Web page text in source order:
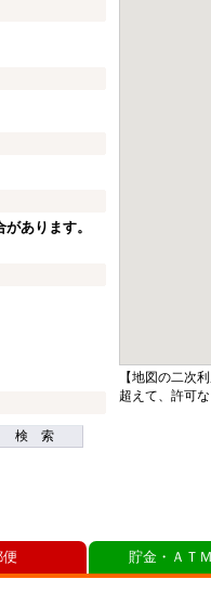
あります。
検 索
【地図の二次
超えて、許可
便 貯金・ＡＴ